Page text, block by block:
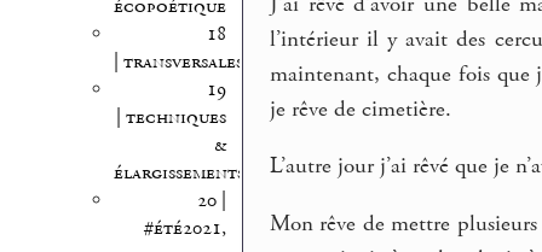
écopoétique
18
| transversales
19
| techniques
&
élargissements
20 |
#été2021,
l’intérieur il y avait des
maintenant, chaque fois
je rêve de cimetière.
L’autre jour j’ai rêvé que je
Mon rêve de mettre plusieurs